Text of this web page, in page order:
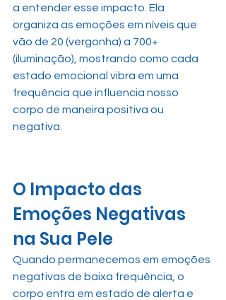
a entender esse impacto. Ela
organiza as emoções em níveis que
vão de 20 (vergonha) a 700+
(iluminação), mostrando como cada
estado emocional vibra em uma
frequência que influencia nosso
corpo de maneira positiva ou
negativa.
O Impacto das
Emoções Negativas
na Sua Pele
Quando permanecemos em emoções
negativas de baixa frequência, o
corpo entra em estado de alerta e